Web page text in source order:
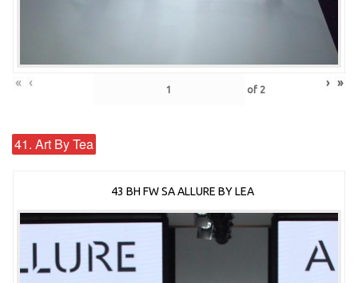
« ‹ of 2 › »
41. Art By Tea
43 BH FW SA ALLURE BY LEA